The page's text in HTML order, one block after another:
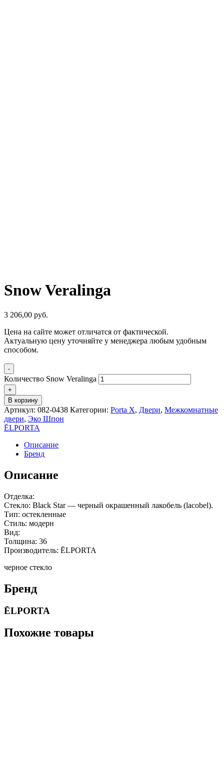
Snow Veralinga
3 206,00 руб.
Цена на сайте может отличатся от фактической.
Актуальную цену уточняйте у менеджера любым удобным
способом.
-
Количество Snow Veralinga
+
В корзину
Артикул: 082-0438 Категории: Porta X, Двери, Межкомнатные
двери, Эко Шпон
ĒLPORTA
Описание
Бренд
Описание
Отделка:
Стекло: Black Star — черный окрашенный лакобель (lacobel).
Тип: остекленные
Стиль: модерн
Вид:
Толщина: 36
Производитель: ĒLPORTA
черное стекло
Бренд
ĒLPORTA
Похожие товары